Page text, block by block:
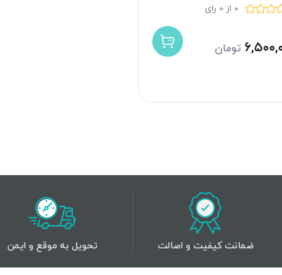
0 از 0 رای
تومان
ضمانت کیفیت و اصالت تحویل به موقع و ایمن